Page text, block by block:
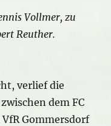
Vollmer, zu
Reuther.
verlief die
dem FC
Gommersdorf